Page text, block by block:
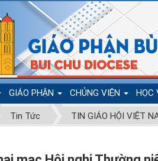
GIÁO PHẬN CHỦNG VIỆN HỌC
Tin Tức TIN GIÁO HỘI VIỆT